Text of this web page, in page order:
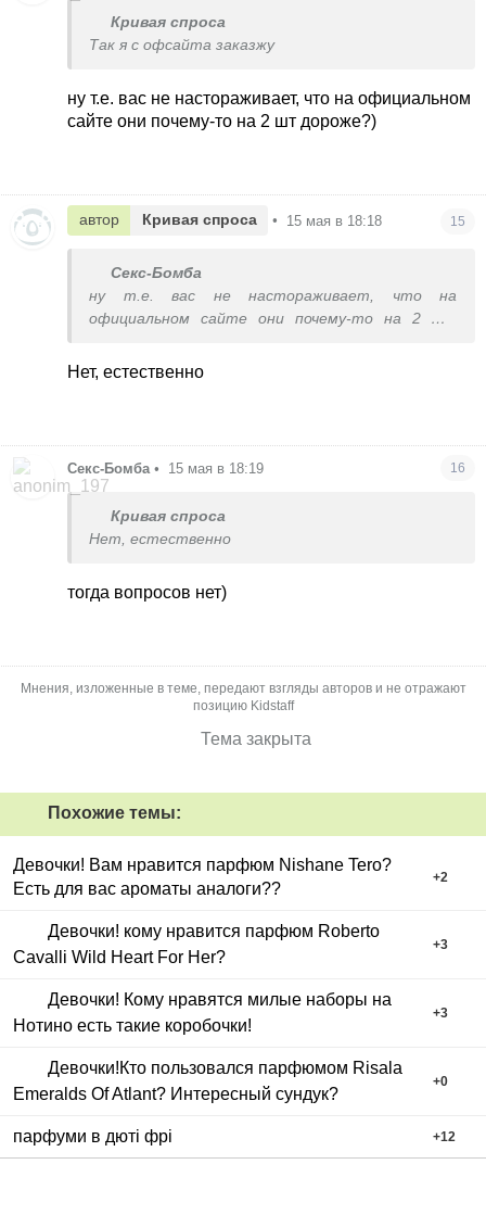
Кривая спроса
Так я с офсайта заказжу
ну т.е. вас не настораживает, что на официальном
сайте они почему-то на 2 шт дороже?)
автор Кривая спроса • 15 мая в 18:18 15
Секс-Бомба
ну т.е. вас не настораживает, что на
официальном сайте они почему-то на 2 шт
Нет, естественно
Секс-Бомба • 15 мая в 18:19 16
Кривая спроса
Нет, естественно
тогда вопросов нет)
Мнения, изложенные в теме, передают взгляды авторов и не отражают
позицию Kidstaff
Тема закрыта
Похожие темы:
Девочки! Вам нравится парфюм Nishane Tero?
Есть для вас ароматы аналоги??
+2
Девочки! кому нравится парфюм Roberto
Cavalli Wild Heart For Her?
+3
Девочки! Кому нравятся милые наборы на
Нотино есть такие коробочки!
+3
Девочки!Кто пользовался парфюмом Risala
Emeralds Of Atlant? Интересный сундук?
+0
парфуми в дюті фрі +12